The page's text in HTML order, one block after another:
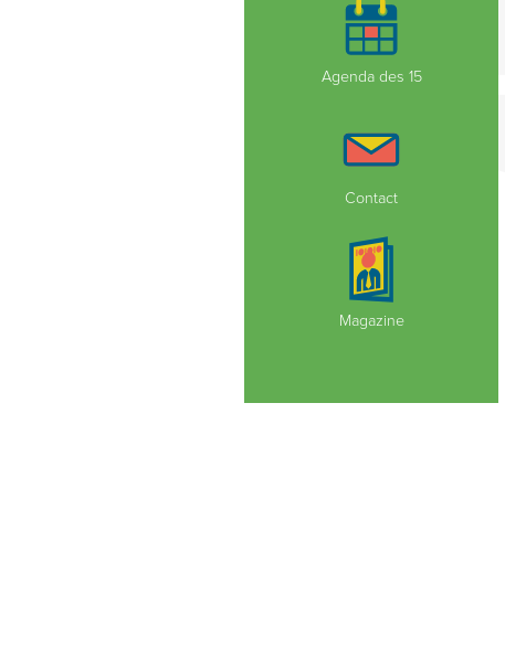
Agenda des 15
Contact
Magazine